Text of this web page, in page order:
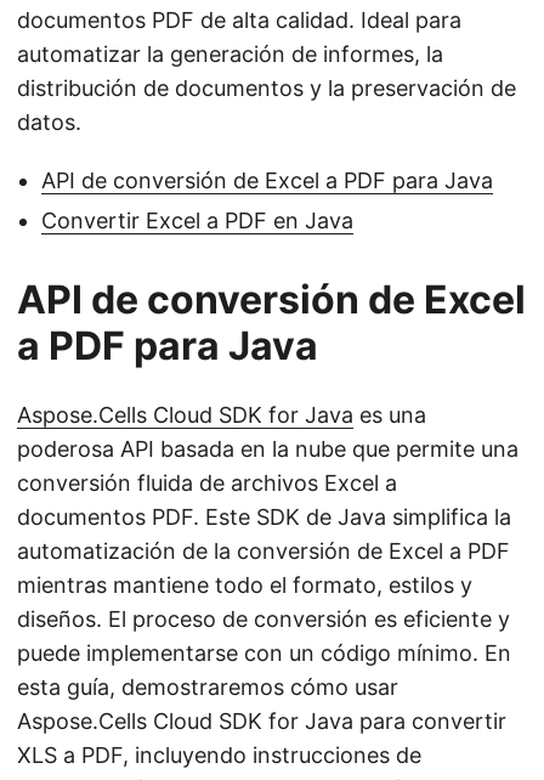
documentos PDF de alta calidad. Ideal para
automatizar la generación de informes, la
distribución de documentos y la preservación de
datos.
API de conversión de Excel a PDF para Java
Convertir Excel a PDF en Java
API de conversión de Excel
a PDF para Java
Aspose.Cells Cloud SDK for Java es una
poderosa API basada en la nube que permite una
conversión fluida de archivos Excel a
documentos PDF. Este SDK de Java simplifica la
automatización de la conversión de Excel a PDF
mientras mantiene todo el formato, estilos y
diseños. El proceso de conversión es eficiente y
puede implementarse con un código mínimo. En
esta guía, demostraremos cómo usar
Aspose.Cells Cloud SDK for Java para convertir
XLS a PDF, incluyendo instrucciones de